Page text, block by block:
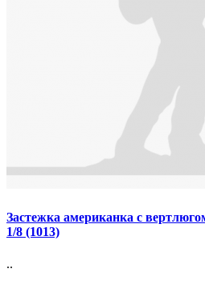
Застежка американка с
1/8 (1013)
..